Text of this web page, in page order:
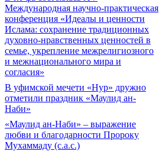
Международная научно-практическая
конференция «Идеалы и ценности
Ислама: сохранение традиционных
духовно-нравственных ценностей в
семье, укрепление межрелигиозного
и межнационального мира и
согласия»
В уфимской мечети «Нур» дружно
отметили праздник «Маулид ан-
Наби»
«Маулид ан-Наби» – выражение
любви и благодарности Пророку
Мухаммаду (с.а.с.)